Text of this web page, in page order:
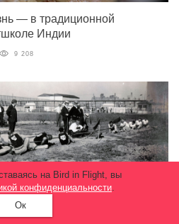
— в традиционной
Индии
9 208
на Bird in Flight, вы
конфиденциальности.
Ок